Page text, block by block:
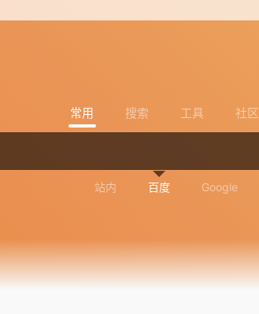
常用 搜索 工具 社区
站内 百度 Google